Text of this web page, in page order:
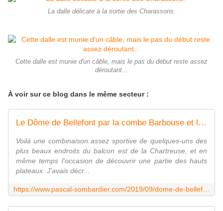
La dalle délicate à la sortie des Charassons.
Cette dalle est munie d'un câble, mais le pas du début reste assez
déroutant...
À voir sur ce blog dans le même secteur :
Le Dôme de Bellefont par la combe Barbouse et le passage Galy - pascal-sombardier.com
Voilà une combinaison assez sportive de quelques-uns des
plus beaux endroits du balcon est de la Chartreuse, et en
même temps l'occasion de découvrir une partie des hauts
plateaux. J'avais décr...